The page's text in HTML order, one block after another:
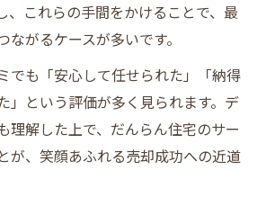
、これらの手間をかけることで、最
がるケースが多いです。
でも「安心して任せられた」「納得
」という評価が多く見られます。デ
理解した上で、だんらん住宅のサー
が、笑顔あふれる売却成功への近道